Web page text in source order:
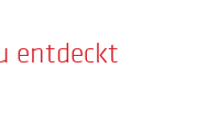
entdeckt